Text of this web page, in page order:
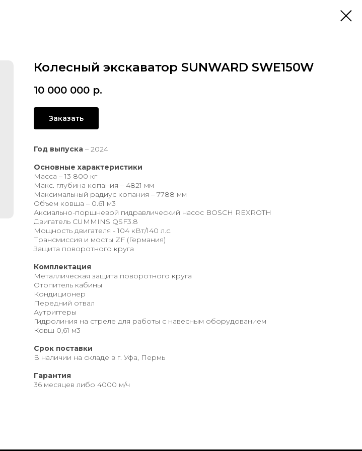
Колесный экскаватор SUNWARD SWE150W
10 000 000 р.
Заказать
Год выпуска – 2024
Основные характеристики
Масса – 13 800 кг
Макс. глубина копания – 4821 мм
Максимальный радиус копания – 7788 мм
Объем ковша – 0.61 м3
Аксиально-поршневой гидравлический насос BOSCH REXROTH
Двигатель СUMMINS QSF3.8
Мощность двигателя - 104 кВт/140 л.с.
Трансмиссия и мосты ZF (Германия)
Защита поворотного круга
Комплектация
Металлическая защита поворотного круга
Отопитель кабины
Кондиционер
Передний отвал
Аутриггеры
Гидролиния на стреле для работы с навесным оборудованием
Ковш 0,61 м3
Срок поставки
В наличии на складе в г. Уфа, Пермь
Гарантия
36 месяцев либо 4000 м/ч